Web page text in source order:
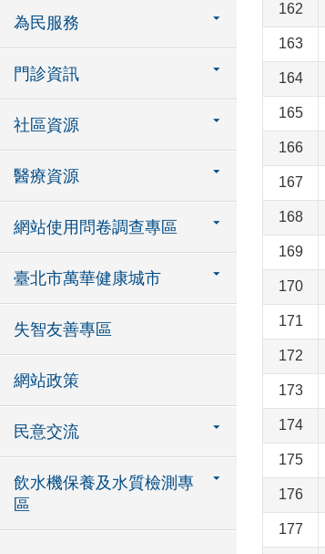
為民服務
門診資訊
社區資源
醫療資源
網站使用問卷調查專區
臺北市萬華健康城市
失智友善專區
網站政策
民意交流
飲水機保養及水質檢測專
區
162
163
164
165
166
167
168
169
170
171
172
173
174
175
176
177